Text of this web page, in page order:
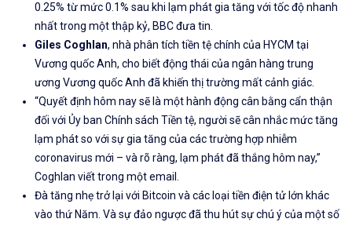
0.25% từ mức 0.1% sau khi lạm phát gia tăng với tốc độ nhanh
nhất trong một thập kỷ, BBC đưa tin.
Giles Coghlan, nhà phân tích tiền tệ chính của HYCM tại
Vương quốc Anh, cho biết động thái của ngân hàng trung
ương Vương quốc Anh đã khiến thị trường mất cảnh giác.
“Quyết định hôm nay sẽ là một hành động cân bằng cẩn thận
đối với Ủy ban Chính sách Tiền tệ, người sẽ cân nhắc mức tăng
lạm phát so với sự gia tăng của các trường hợp nhiễm
coronavirus mới – và rõ ràng, lạm phát đã thắng hôm nay,”
Coghlan viết trong một email.
Đà tăng nhẹ trở lại với Bitcoin và các loại tiền điện tử lớn khác
vào thứ Năm. Và sự đảo ngược đã thu hút sự chú ý của một số